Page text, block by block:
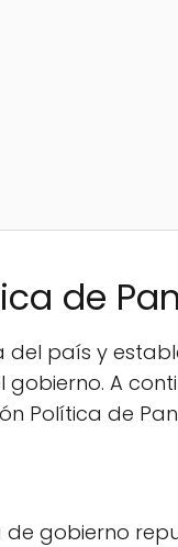
de
país y
A
Política de
gobierno